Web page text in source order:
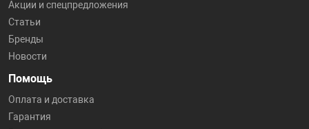
Акции и спецпредложения
Статьи
Бренды
Новости
Помощь
Оплата и доставка
Гарантия